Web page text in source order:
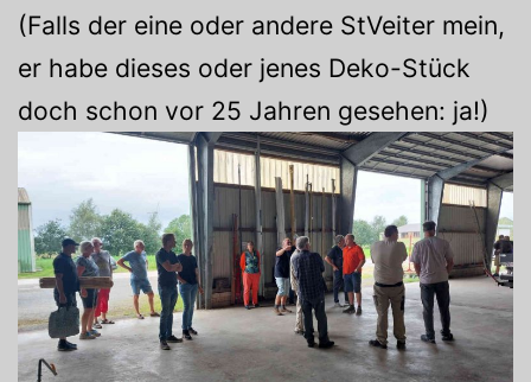
(Falls der eine oder andere StVeiter mein,
er habe dieses oder jenes Deko-Stück
doch schon vor 25 Jahren gesehen: ja!)